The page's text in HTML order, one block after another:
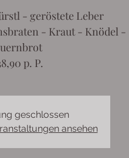
- geröstete Leber
- Kraut - Knödel -
p. P.
geschlossen
ansehen